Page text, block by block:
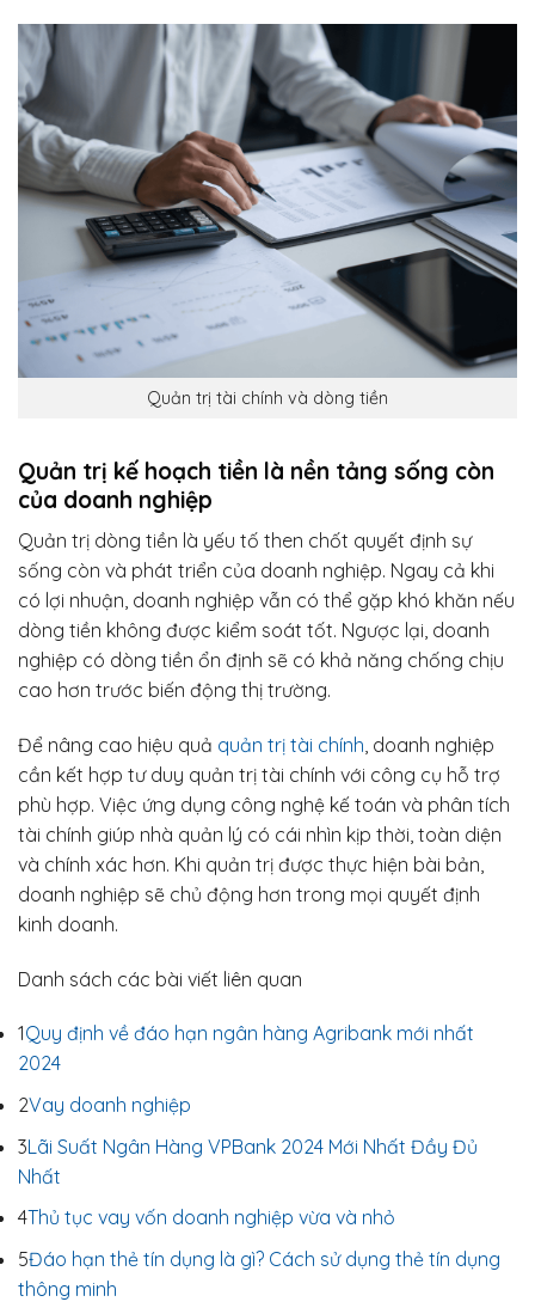
Quản trị tài chính và dòng tiền
Quản trị kế hoạch tiền là nền tảng sống còn
của doanh nghiệp
Quản trị dòng tiền là yếu tố then chốt quyết định sự
sống còn và phát triển của doanh nghiệp. Ngay cả khi
có lợi nhuận, doanh nghiệp vẫn có thể gặp khó khăn nếu
dòng tiền không được kiểm soát tốt. Ngược lại, doanh
nghiệp có dòng tiền ổn định sẽ có khả năng chống chịu
cao hơn trước biến động thị trường.
Để nâng cao hiệu quả quản trị tài chính , doanh nghiệp
cần kết hợp tư duy quản trị tài chính với công cụ hỗ trợ
phù hợp. Việc ứng dụng công nghệ kế toán và phân tích
tài chính giúp nhà quản lý có cái nhìn kịp thời, toàn diện
và chính xác hơn. Khi quản trị được thực hiện bài bản,
doanh nghiệp sẽ chủ động hơn trong mọi quyết định
kinh doanh.
Danh sách các bài viết liên quan
1Quy định về đáo hạn ngân hàng Agribank mới nhất
2024
2Vay doanh nghiệp
3Lãi Suất Ngân Hàng VPBank 2024 Mới Nhất Đầy Đủ
Nhất
4Thủ tục vay vốn doanh nghiệp vừa và nhỏ
5Đáo hạn thẻ tín dụng là gì? Cách sử dụng thẻ tín dụng
thông minh